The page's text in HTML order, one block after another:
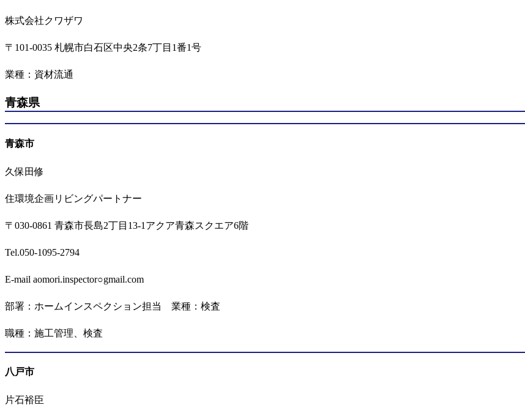
株式会社クワザワ
〒101-0035 札幌市白石区中央2条7丁目1番1号
業種：資材流通
青森県
青森市
久保田修
住環境企画リビングパートナー
〒030-0861 青森市長島2丁目13-1アクア青森スクエア6階
Tel.050-1095-2794
E-mail aomori.inspector○gmail.com
部署：ホームインスペクション担当 業種：検査
職種：施工管理、検査
八戸市
片石裕臣